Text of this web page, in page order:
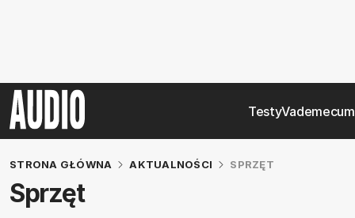
TestyVademecum
STRONA GŁÓWNA AKTUALNOŚCI SPRZĘT
Sprzęt